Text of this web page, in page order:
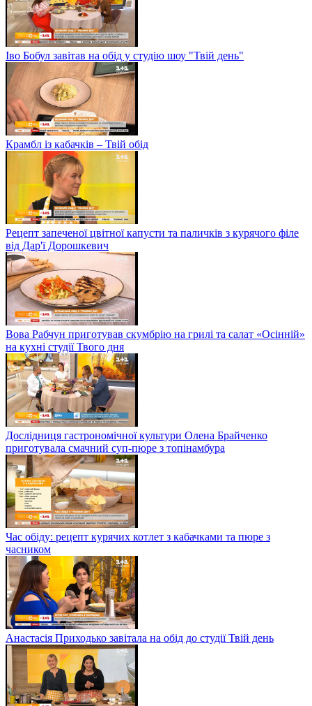
Іво Бобул завітав на обід у студію шоу "Твій день"
Крамбл із кабачків – Твій обід
Рецепт запеченої цвітної капусти та паличків з курячого філе
від Дар'ї Дорошкевич
Вова Рабчун приготував скумбрію на грилі та салат «Осінній»
на кухні студії Твого дня
Дослідниця гастрономічної культури Олена Брайченко
приготувала смачний суп-пюре з топінамбура
Час обіду: рецепт курячих котлет з кабачками та пюре з
часником
Анастасія Приходько завітала на обід до студії Твій день